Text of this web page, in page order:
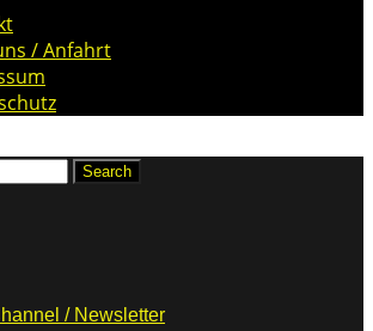
/ Anfahrt
/ Newsletter